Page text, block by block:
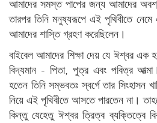
আমাদের সমস্ত পাপের জন্য আমাদের
তারপর তিনি মনুষ্যরূপে এই পৃথিবীতে নেমে
আমাদের শাস্তি গ্রহণ করেছিলেন।
বাইবেল আমাদের শিক্ষা দেয় যে ঈশ্বর এক
বিদ্যমান - পিতা, পুত্র এবং পবিত্র
হতেন তিনি সম্ভবতঃ স্বর্গে তার সিংহাসন
নিয়ে এই পৃথিবীতে আসতে পারতেন না।
কিন্তু যেহেতু ঈশ্বর ত্রিত্ব ব্যক্তিত্বে